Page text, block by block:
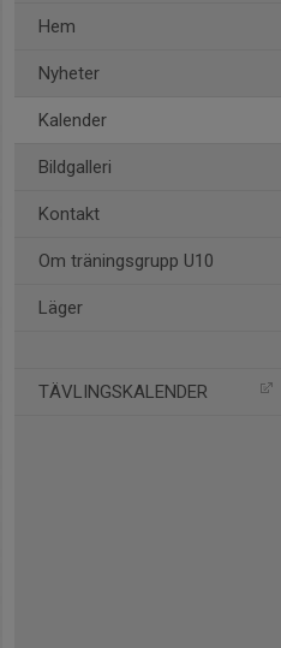
Hem
Nyheter
Kalender
Bildgalleri
Kontakt
Om träningsgrupp U10
Läger
TÄVLINGSKALENDER